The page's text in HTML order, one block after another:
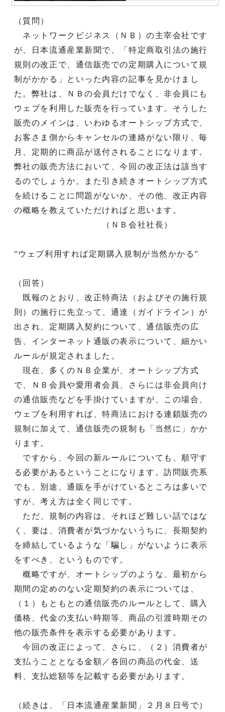
（質問）
ネットワークビジネス（ＮＢ）の主宰会社です
が、日本流通産業新聞で、「特定商取引法の施行
規則の改正で、通信販売での定期購入について規
制がかかる」といった内容の記事を見かけまし
た。弊社は、ＮＢの会員だけでなく、非会員にも
ウェブを利用した販売を行っています。そうした
販売のメインは、いわゆるオートシップ方式で、
お客さま側からキャンセルの連絡がない限り、毎
月、定期的に商品が送付されることになります。
弊社の販売方法において、今回の改正法は該当す
るのでしょうか。また引き続きオートシップ方式
を続けることに問題がないか、その他、改正内容
の概略を教えていただければと思います。
（ＮＢ会社社長）
”ウェブ利用すれば定期購入規制が当然かかる”
（回答）
既報のとおり、改正特商法（およびその施行規
則）の施行に先立って、通達（ガイドライン）が
出され、定期購入契約について、通信販売の広
告、インターネット通販の表示について、細かい
ルールが規定されました。
現在、多くのＮＢ企業が、オートシップ方式
で、ＮＢ会員や愛用者会員、さらには非会員向け
の通信販売などを手掛けていますが、この場合、
ウェブを利用すれば、特商法における連鎖販売の
規制に加えて、通信販売の規制も「当然に」かか
ります。
ですから、今回の新ルールについても、順守す
る必要があるということになります。訪問販売系
でも、別途、通販を手がけているところは多いで
すが、考え方は全く同じです。
ただ、規制の内容は、それほど難しい話ではな
く、要は、消費者が気づかないうちに、長期契約
を締結しているような「騙し」がないように表示
をすべき、というものです。
概略ですが、オートシップのような、最初から
期間の定めのない定期契約の表示については、
（１）もともとの通信販売のルールとして、購入
価格、代金の支払い時期等、商品の引渡時期その
他の販売条件を表示する必要があります。
今回の改正によって、さらに、（２）消費者が
支払うこととなる金額／各回の商品の代金、送
料、支払総額等を記載する必要があります。
（続きは、「日本流通産業新聞」２月８日号で）